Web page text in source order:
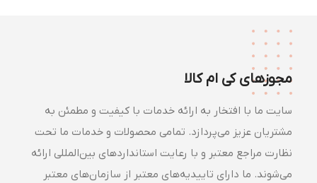
مجوزهای کی ام کالا
سایت ما با افتخار به ارائه خدمات با کیفیت و مطمئن به
مشتریان عزیز می‌پردازد. تمامی محصولات و خدمات ما تحت
نظارت مراجع معتبر و با رعایت استانداردهای بین‌المللی ارائه
می‌شوند. ما دارای تاییدیه‌های معتبر از سازمان‌های معتبر